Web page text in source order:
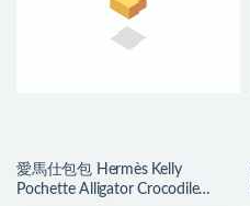
愛馬仕包包 Hermès Kelly
Pochette Alligator Crocodile